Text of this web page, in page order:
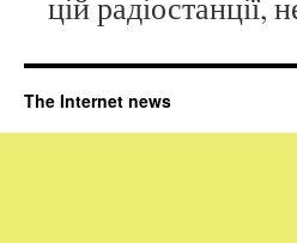
The Internet news